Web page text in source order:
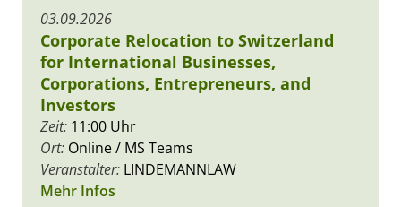
03.09.2026
Corporate Relocation to Switzerland
for International Businesses,
Corporations, Entrepreneurs, and
Investors
Zeit: 11:00 Uhr
Ort: Online / MS Teams
Veranstalter: LINDEMANNLAW
Mehr Infos